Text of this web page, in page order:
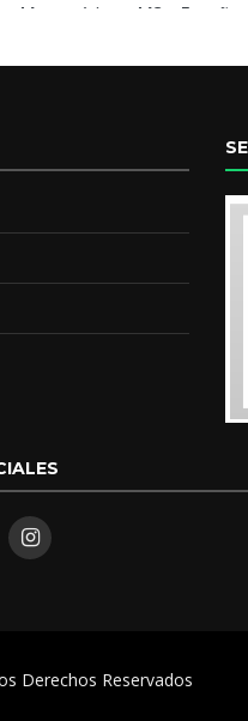
Matemáticas, MSc.
de: Prácticas aplicada
lo que después se hará en la
y
en Educación
Especialista . Didáctica de las
Magister en: Estrategias
Derechos Reservados